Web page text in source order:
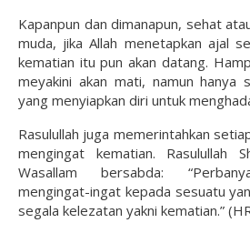
Kapanpun dan dimanapun, sehat
muda, jika Allah menetapkan ajal
kematian itu pun akan datang.
meyakini akan mati, namun hanya
yang menyiapkan diri untuk
Rasulullah juga memerintahkan
mengingat kematian. Rasulullah
Wasallam bersabda:
mengingat-ingat kepada sesuatu
segala kelezatan yakni kematian.”